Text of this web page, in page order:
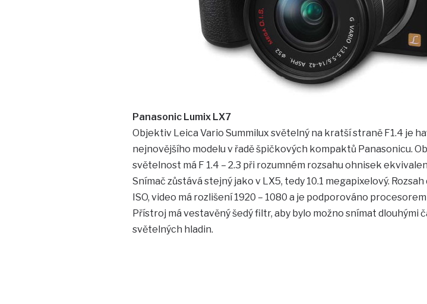
Panasonic Lumix LX7
Objektiv Leica Vario Summilux světelný na kratší straně F1.4 je
nejnovějšího modelu v řadě špičkových kompaktů Panasonicu.
světelnost má F 1.4 – 2.3 při rozumném rozsahu ohnisek
Snímač zůstává stejný jako v LX5, tedy 10.1 megapixelový.
ISO, video má rozlišení 1920 – 1080 a je podporováno procesorem
Přístroj má vestavěný šedý filtr, aby bylo možno snímat dlouhými
světelných hladin.